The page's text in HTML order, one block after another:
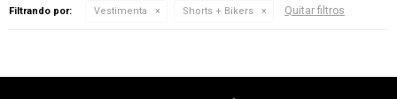
Filtrando por: Vestimenta Shorts + Bikers Quitar filtros